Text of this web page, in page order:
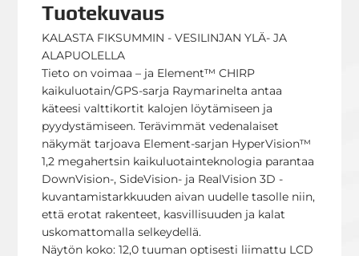
Tuotekuvaus
KALASTA FIKSUMMIN - VESILINJAN YLÄ- JA
ALAPUOLELLA
Tieto on voimaa – ja Element™ CHIRP
kaikuluotain/GPS-sarja Raymarinelta antaa
käteesi valttikortit kalojen löytämiseen ja
pyydystämiseen. Terävimmät vedenalaiset
näkymät tarjoava Element-sarjan HyperVision™
1,2 megahertsin kaikuluotainteknologia parantaa
DownVision-, SideVision- ja RealVision 3D -
kuvantamistarkkuuden aivan uudelle tasolle niin,
että erotat rakenteet, kasvillisuuden ja kalat
uskomattomalla selkeydellä.
Näytön koko: 12,0 tuuman optisesti liimattu LCD